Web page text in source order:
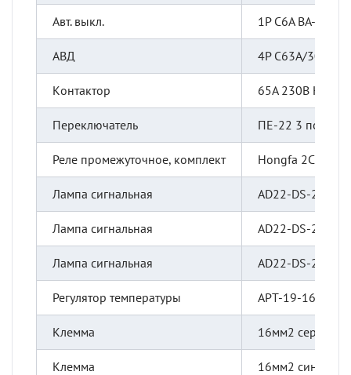
Авт. выкл. 1Р С6А ВА-101
АВД 4Р С63А/30мА
Kонтактор 65А 230В КМ-
Переключатель ПЕ-22 3 поз.
Реле промежуточное, комплект Hongfa 2CO
Лампа сигнальная AD22-DS-230
Лампа сигнальная AD22-DS-230
Лампа сигнальная AD22-DS-230 кр.
Регулятор температуры АРТ-19-16К
Клемма 16мм2 серый
Клемма 16мм2 синий